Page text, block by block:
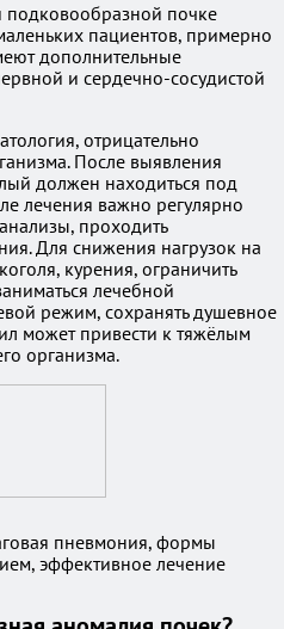
подковообразной почке
пациентов, примерно
дополнительные
и сердечно-сосудистой
отрицательно
После выявления
должен находиться под
лечения важно регулярно
проходить
Для снижения нагрузок на
курения, ограничить
лечебной
режим, сохранять душевное
может привести к тяжёлым
организма.
пневмония, формы
эффективное лечение